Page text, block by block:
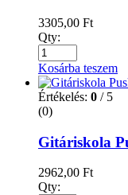
3305,00 Ft
Qty:
Kosárba teszem
Értékelés: 0 / 5
(0)
Gitáriskola
2962,00 Ft
Qty: